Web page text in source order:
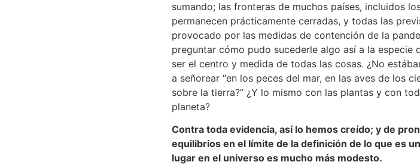
sumando; las fronteras de muchos países, incluidos
permanecen prácticamente cerradas, y todas las
provocado por las medidas de contención de la
preguntar cómo pudo sucederle algo así a la
ser el centro y medida de todas las cosas. ¿No
a señorear “en los peces del mar, en las aves de los
sobre la tierra?” ¿Y lo mismo con las plantas y con
planeta?
Contra toda evidencia, así lo hemos creído; y de
equilibrios en el límite de la definición de lo que es
lugar en el universo es mucho más modesto.